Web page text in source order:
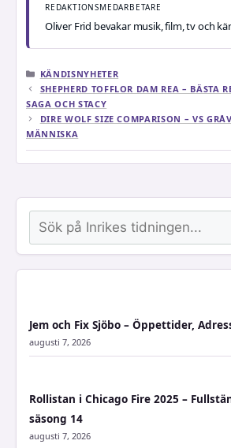
REDAKTIONSMEDARBETARE
Oliver Frid bevakar musik, film, tv och
KATEGORIER
KÄNDISNYHETER
SHEPHERD TOFFLOR DAM REA – BÄSTA
SAGA OCH STACY
DIRE WOLF SIZE COMPARISON – VS
MÄNNISKA
Sök
Jem och Fix Sjöbo – Öppettider,
augusti 7, 2026
Rollistan i Chicago Fire 2025 –
säsong 14
augusti 7, 2026